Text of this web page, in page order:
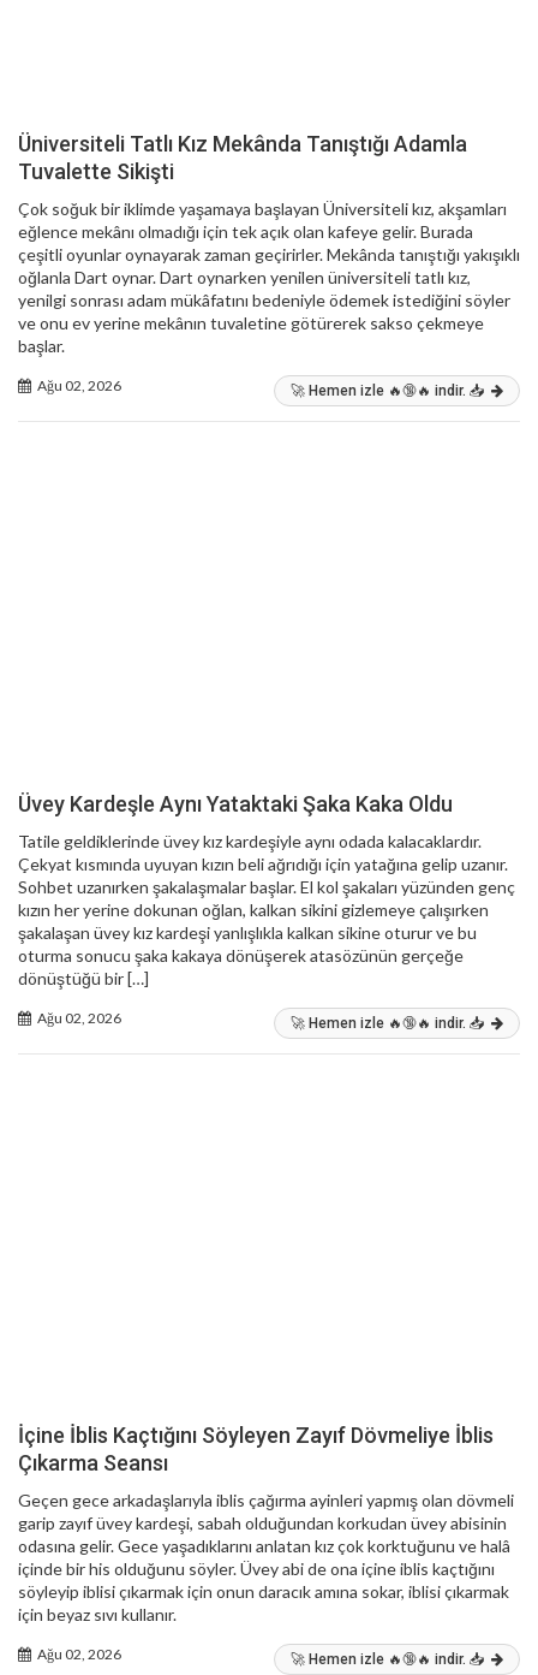
Üniversiteli Tatlı Kız Mekânda Tanıştığı Adamla
Tuvalette Sikişti
Çok soğuk bir iklimde yaşamaya başlayan Üniversiteli kız, akşamları
eğlence mekânı olmadığı için tek açık olan kafeye gelir. Burada
çeşitli oyunlar oynayarak zaman geçirirler. Mekânda tanıştığı yakışıklı
oğlanla Dart oynar. Dart oynarken yenilen üniversiteli tatlı kız,
yenilgi sonrası adam mükâfatını bedeniyle ödemek istediğini söyler
ve onu ev yerine mekânın tuvaletine götürerek sakso çekmeye
başlar.
Ağu 02, 2026 🚀 Hemen izle 🔥🔞🔥 indir. 📥
Üvey Kardeşle Aynı Yataktaki Şaka Kaka Oldu
Tatile geldiklerinde üvey kız kardeşiyle aynı odada kalacaklardır.
Çekyat kısmında uyuyan kızın beli ağrıdığı için yatağına gelip uzanır.
Sohbet uzanırken şakalaşmalar başlar. El kol şakaları yüzünden genç
kızın her yerine dokunan oğlan, kalkan sikini gizlemeye çalışırken
şakalaşan üvey kız kardeşi yanlışlıkla kalkan sikine oturur ve bu
oturma sonucu şaka kakaya dönüşerek atasözünün gerçeğe
dönüştüğü bir […]
Ağu 02, 2026 🚀 Hemen izle 🔥🔞🔥 indir. 📥
İçine İblis Kaçtığını Söyleyen Zayıf Dövmeliye İblis
Çıkarma Seansı
Geçen gece arkadaşlarıyla iblis çağırma ayinleri yapmış olan dövmeli
garip zayıf üvey kardeşi, sabah olduğundan korkudan üvey abisinin
odasına gelir. Gece yaşadıklarını anlatan kız çok korktuğunu ve halâ
içinde bir his olduğunu söyler. Üvey abi de ona içine iblis kaçtığını
söyleyip iblisi çıkarmak için onun daracık amına sokar, iblisi çıkarmak
için beyaz sıvı kullanır.
Ağu 02, 2026 🚀 Hemen izle 🔥🔞🔥 indir. 📥